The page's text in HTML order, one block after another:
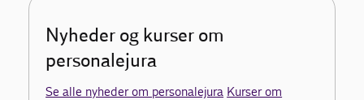
Nyheder og kurser om
personalejura
Se alle nyheder om personalejura Kurser om